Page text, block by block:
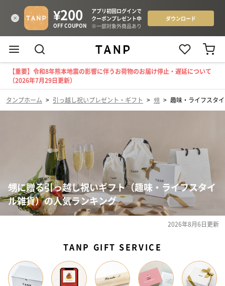
【重要】令和8年熊本地震の影響に伴うお荷物のお届け停止・遅延について
（2026年7月29日更新）
タンプホーム > 引っ越し祝いプレゼント・ギフト > 甥 > 趣味・ライフスタ
甥に贈る引っ越し祝いギフト（趣味・ライフスタイ
ル雑貨）の人気ランキング
2026年8月6日更新
TANP GIFT SERVICE